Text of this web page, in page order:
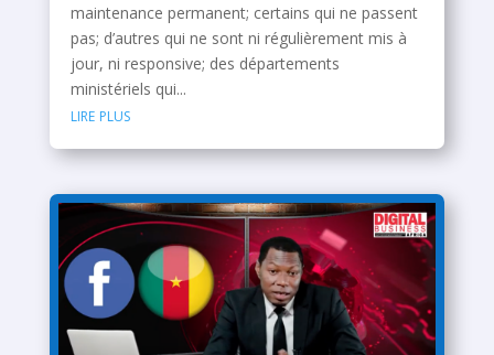
maintenance permanent; certains qui ne passent
pas; d’autres qui ne sont ni régulièrement mis à
jour, ni responsive; des départements
ministériels qui...
lire plus